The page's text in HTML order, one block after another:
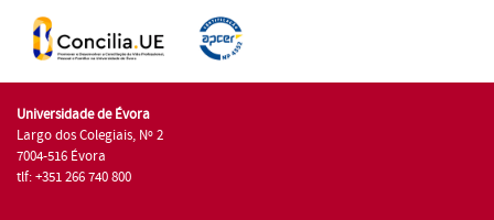
Universidade de Évora
Largo dos Colegiais, Nº 2
7004-516 Évora
tlf: +351 266 740 800